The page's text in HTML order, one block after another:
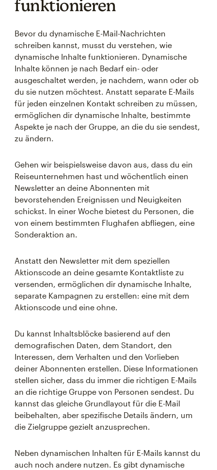
funktionieren
Bevor du dynamische E-Mail-Nachrichten
schreiben kannst, musst du verstehen, wie
dynamische Inhalte funktionieren. Dynamische
Inhalte können je nach Bedarf ein- oder
ausgeschaltet werden, je nachdem, wann oder ob
du sie nutzen möchtest. Anstatt separate E-Mails
für jeden einzelnen Kontakt schreiben zu müssen,
ermöglichen dir dynamische Inhalte, bestimmte
Aspekte je nach der Gruppe, an die du sie sendest,
zu ändern.
Gehen wir beispielsweise davon aus, dass du ein
Reiseunternehmen hast und wöchentlich einen
Newsletter an deine Abonnenten mit
bevorstehenden Ereignissen und Neuigkeiten
schickst. In einer Woche bietest du Personen, die
von einem bestimmten Flughafen abfliegen, eine
Sonderaktion an.
Anstatt den Newsletter mit dem speziellen
Aktionscode an deine gesamte Kontaktliste zu
versenden, ermöglichen dir dynamische Inhalte,
separate Kampagnen zu erstellen: eine mit dem
Aktionscode und eine ohne.
Du kannst Inhaltsblöcke basierend auf den
demografischen Daten, dem Standort, den
Interessen, dem Verhalten und den Vorlieben
deiner Abonnenten erstellen. Diese Informationen
stellen sicher, dass du immer die richtigen E-Mails
an die richtige Gruppe von Personen sendest. Du
kannst das gleiche Grundlayout für die E-Mail
beibehalten, aber spezifische Details ändern, um
die Zielgruppe gezielt anzusprechen.
Neben dynamischen Inhalten für E-Mails kannst du
auch noch andere nutzen. Es gibt dynamische